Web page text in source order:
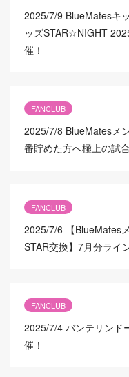
2025/7/9 BlueMatesキ
ッズSTAR☆NIGHT
催！
FANCLUB
2025/7/8 BlueMatesメ
番貯めた方へ極上の試
FANCLUB
2025/7/6
【BlueMates
STAR交換】7月分ライ
FANCLUB
2025/7/4 バンテリンド
催！